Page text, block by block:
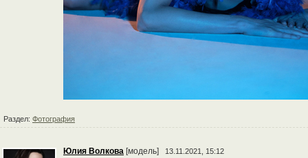
Раздел: Фотография
Юлия Волкова [модель] 13.11.2021, 15:12